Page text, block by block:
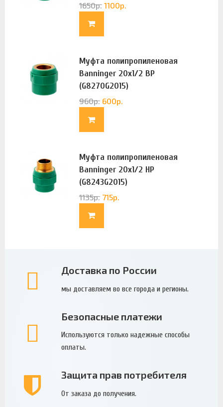
1650р. 1100р.
Муфта полипропиленовая
Banninger 20х1/2 ВР
(G8270G2015)
960р. 600р.
Муфта полипропиленовая
Banninger 20х1/2 НР
(G8243G2015)
1135р. 715р.
Доставка по России
мы доставляем во все города и регионы.
Безопасные платежи
Используются только надежные способы
оплаты.
Защита прав потребителя
От заказа до получения.